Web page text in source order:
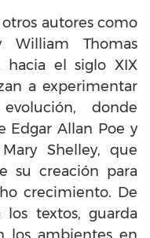
autores como
Thomas
hacia el siglo XIX
a experimentar
donde
Edgar Allan Poe y
Shelley, que
su creación para
crecimiento. De
textos, guarda